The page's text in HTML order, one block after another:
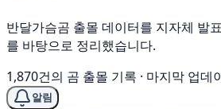
반달가슴곰 출몰 데이터를 지자체 발
를 바탕으로 정리했습니다.
1,870건의 곰 출몰 기록 · 마지막 업데
알림